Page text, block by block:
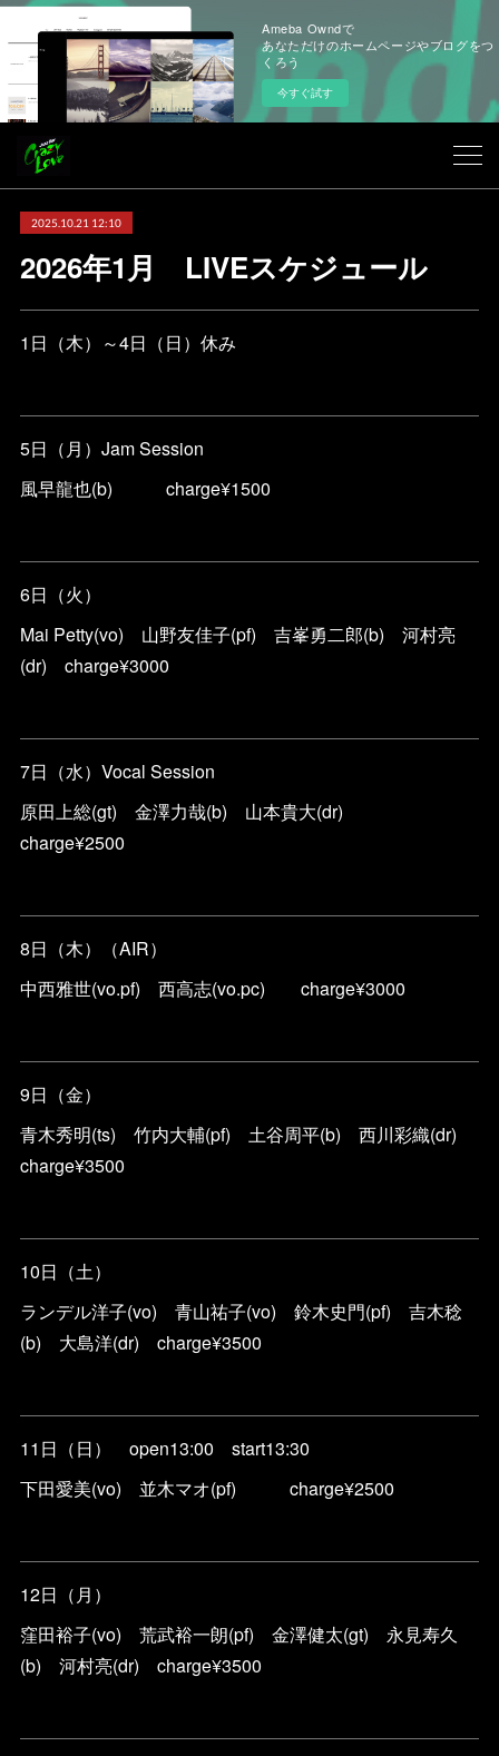
Ameba Owndで
あなただけのホームページやブログをつ
くろう
今すぐ試す
2025.10.21 12:10
2026年1月 LIVEスケジュール
1日（木）～4日（日）休み
5日（月）Jam Session
風早龍也(b) charge¥1500
6日（火）
Mai Petty(vo) 山野友佳子(pf) 吉峯勇二郎(b) 河村亮
(dr) charge¥3000
7日（水）Vocal Session
原田上総(gt) 金澤力哉(b) 山本貴大(dr)
charge¥2500
8日（木）（AIR）
中西雅世(vo.pf) 西高志(vo.pc) charge¥3000
9日（金）
青木秀明(ts) 竹内大輔(pf) 土谷周平(b) 西川彩織(dr)
charge¥3500
10日（土）
ランデル洋子(vo) 青山祐子(vo) 鈴木史門(pf) 吉木稔
(b) 大島洋(dr) charge¥3500
11日（日） open13:00 start13:30
下田愛美(vo) 並木マオ(pf) charge¥2500
12日（月）
窪田裕子(vo) 荒武裕一朗(pf) 金澤健太(gt) 永見寿久
(b) 河村亮(dr) charge¥3500